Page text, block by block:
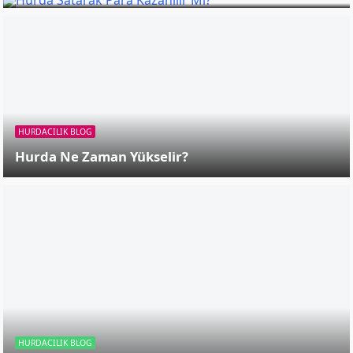
Hurda Ne Zaman Yükselir?